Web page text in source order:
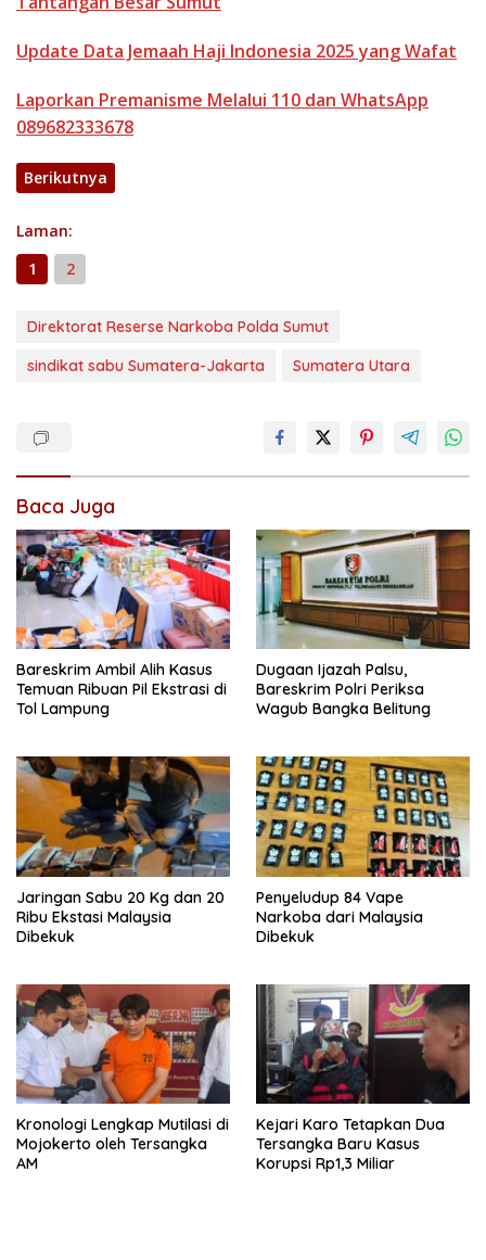
Update Data Jemaah Haji Indonesia 2025 yang Wafat
Laporkan Premanisme Melalui 110 dan WhatsApp
089682333678
Berikutnya
Laman:
1
2
Direktorat Reserse Narkoba Polda Sumut
sindikat sabu Sumatera-Jakarta
Sumatera Utara
Baca Juga
Bareskrim Ambil Alih Kasus
Temuan Ribuan Pil Ekstrasi di
Tol Lampung
Dugaan Ijazah Palsu,
Bareskrim Polri Periksa
Wagub Bangka Belitung
Jaringan Sabu 20 Kg dan 20
Ribu Ekstasi Malaysia
Dibekuk
Penyeludup 84 Vape
Narkoba dari Malaysia
Dibekuk
Kronologi Lengkap Mutilasi di
Mojokerto oleh Tersangka
AM
Kejari Karo Tetapkan Dua
Tersangka Baru Kasus
Korupsi Rp1,3 Miliar